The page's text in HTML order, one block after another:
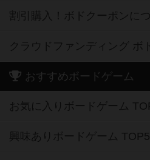
割引購入！ボドクーポンに
クラウドファンディング ボ
おすすめボードゲーム
お気に入りボードゲーム
興味ありボードゲーム